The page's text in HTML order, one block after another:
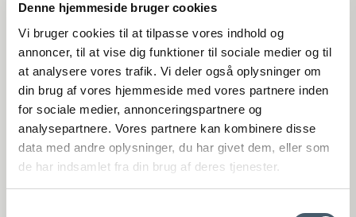
Denne hjemmeside bruger cookies
Vi bruger cookies til at tilpasse vores indhold og
annoncer, til at vise dig funktioner til sociale medier og til
at analysere vores trafik. Vi deler også oplysninger om
din brug af vores hjemmeside med vores partnere inden
for sociale medier, annonceringspartnere og
analysepartnere. Vores partnere kan kombinere disse
data med andre oplysninger, du har givet dem, eller som
de har indsamlet fra din brug af deres tjenester.
Kyhnsvej 6
DK-8680 Ry
(Google Maps)
Viborg
St. Sct. Peder Stræde 16
DK-8800 Viborg
(Google Maps)
VAT number: 27921124
kundeservice@interiorshop.dk